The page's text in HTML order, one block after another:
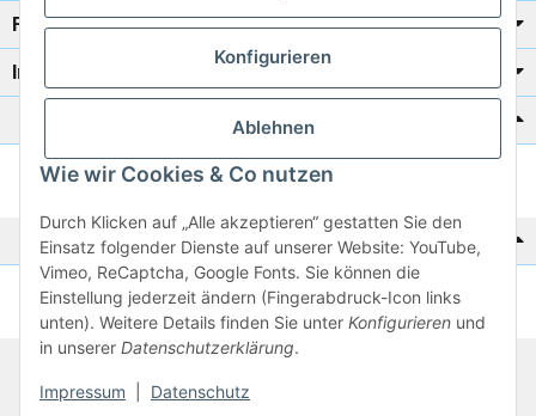
Konfigurieren
Ablehnen
Wie wir Cookies & Co nutzen
Durch Klicken auf „Alle akzeptieren“ gestatten Sie den
Einsatz folgender Dienste auf unserer Website: YouTube,
Vimeo, ReCaptcha, Google Fonts. Sie können die
Einstellung jederzeit ändern (Fingerabdruck-Icon links
unten). Weitere Details finden Sie unter Konfigurieren und
in unserer Datenschutzerklärung.
Impressum Datenschutz
Rechtliches
Informationen
Katalog zur Hand?
Zur Schnellbestellung
Noch kein Katalog?
Preisliste anschauen
© 2026 subtiel-shop.de